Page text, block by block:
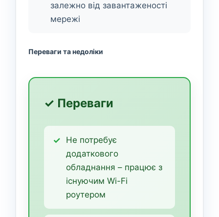
залежно від завантаженості
мережі
Переваги та недоліки
✓ Переваги
Не потребує
додаткового
обладнання – працює з
існуючим Wi-Fi
роутером